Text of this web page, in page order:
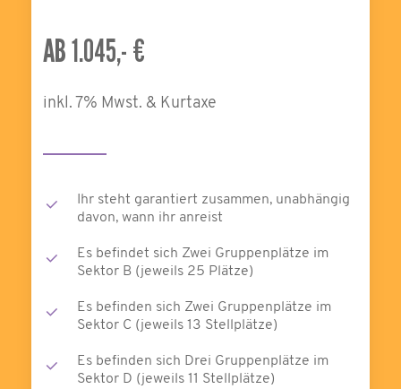
AB 1.045,- €
inkl. 7% Mwst. & Kurtaxe
Ihr steht garantiert zusammen, unabhängig
davon, wann ihr anreist
Es befindet sich Zwei Gruppenplätze im
Sektor B (jeweils 25 Plätze)
Es befinden sich Zwei Gruppenplätze im
Sektor C (jeweils 13 Stellplätze)
Es befinden sich Drei Gruppenplätze im
Sektor D (jeweils 11 Stellplätze)